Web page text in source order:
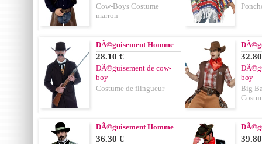
Cow-Boys Costume
marron
DÃ©guisement Homme
28.10 €
DÃ©guisement de cow-
boy
Costume de flingueur
boy
Big
DÃ©guisement Homme
36.30 €